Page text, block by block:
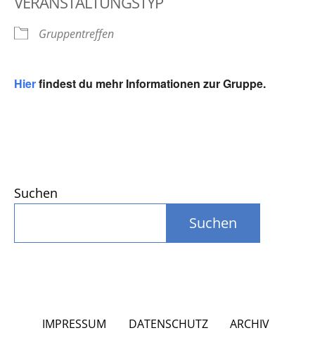
Gruppentreffen
Hierfindest du mehr Informationen zur Gruppe.
Suchen
Suchen
IMPRESSUM DATENSCHUTZ ARCHIV